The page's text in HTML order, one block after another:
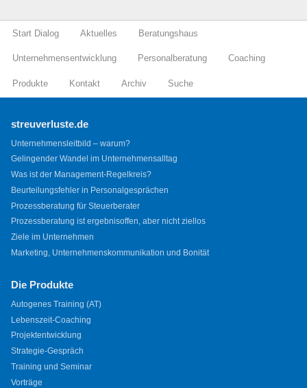
Start Dialog Aktuelles Beratungshaus
Unternehmensentwicklung Personalberatung Coaching
Produkte Kontakt Archiv Suche
streuverluste.de
Unternehmensleitbild – warum?
Gelingender Wandel im Unternehmensalltag
Was ist der Management-Regelkreis?
Beurteilungsfehler in Personalgesprächen
Prozessberatung für Steuerberater
Prozessberatung ist ergebnisoffen, aber nicht ziellos
Ziele im Unternehmen
Marketing, Unternehmenskommunikation und Bonität
Die Produkte
Autogenes Training (AT)
Lebenszeit-Coaching
Projektentwicklung
Strategie-Gespräch
Training und Seminar
Vorträge